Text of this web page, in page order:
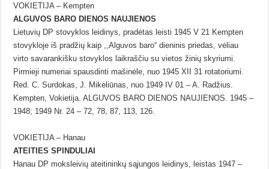
VOKIETIJA – Kempten
ALGUVOS BARO DIENOS NAUJIENOS
Lietuvių DP stovyklos leidinys, pradėtas leisti 1945 V 21 Kempten
stovykloje iš pradžių kaip ,,Alguvos baro“ dieninis priedas, vėliau
virto savarankišku stovyklos laikraščiu su vietos žinių skyriumi.
Pirmieji numeriai spausdinti mašinėle, nuo 1945 XII 31 rotatoriumi.
Red. C. Surdokas, J. Mikeliūnas, nuo 1949 IV 01 – A. Radžius.
Kempten, Vokietija. ALGUVOS BARO DIENOS NAUJIENOS. 1945 –
1948; 1949 Nr. 24 – 72, 78, 87, 113, 126.
VOKIETIJA – Hanau
ATEITIES SPINDULIAI
Hanau DP moksleivių ateitininkų sąjungos leidinys, leistas 1947 –